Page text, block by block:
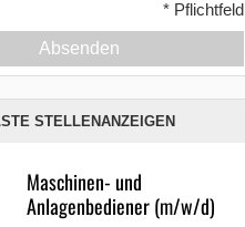
* Pflichtfeld
Absenden
STELLENANZEIGEN
Maschinen- und
Anlagenbediener (m/w/d)